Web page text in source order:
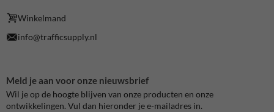
Winkelmand
info@trafficsupply.nl
Meld je aan voor onze nieuwsbrief
Wil je op de hoogte blijven van onze producten en onze
ontwikkelingen. Vul dan hieronder je e-mailadres in.